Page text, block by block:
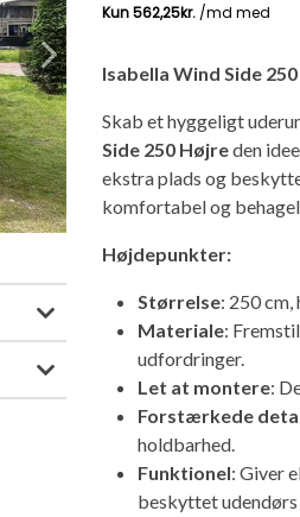
Next Isabella Wind Side
Skab et hyggeligt
Side 250 Højreden
ekstra plads og
komfortabel og
Højdepunkter:
Størrelse: 250
Materiale:
udfordringer.
Let at montere:
Forstærkede
holdbarhed.
Funktionel: Giver
beskyttet udendørs